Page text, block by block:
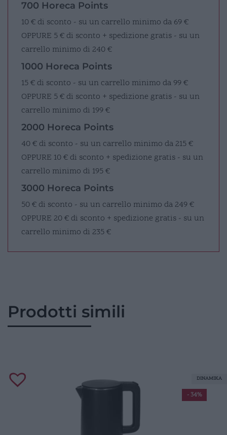
700 Horeca Points
10 € di sconto - su un carrello minimo da 69 €
OPPURE 5 € di sconto + spedizione gratis - su un
carrello minimo di 240 €
1000 Horeca Points
15 € di sconto - su un carrello minimo da 99 €
OPPURE 5 € di sconto + spedizione gratis - su un
carrello minimo di 199 €
2000 Horeca Points
40 € di sconto - su un carrello minimo da 215 €
OPPURE 10 € di sconto + spedizione gratis - su un
carrello minimo di 195 €
3000 Horeca Points
50 € di sconto - su un carrello minimo da 249 €
OPPURE 20 € di sconto + spedizione gratis - su un
carrello minimo di 235 €
Prodotti simili
- 34%
DINAMIKA